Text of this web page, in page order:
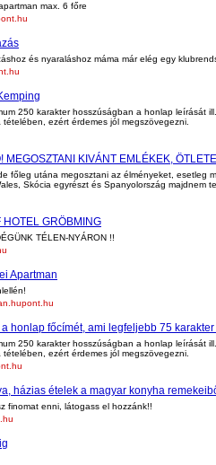
max. 6 főre
és nyaraláshoz máma már elég egy
250 karakter hosszúságban a honlap leírását
ezért érdemes jól megszövegezni.
MEGOSZTANI KIVÁNT EMLÉKEK,
főleg utána megosztani az élményeket, esetleg
Skócia egyrészt és Spanyolország majdnem
HOTEL GRÖBMING
TÉLEN-NYÁRON !!
Apartman
a honlap főcímét, ami legfeljebb 75
250 karakter hosszúságban a honlap leírását
ezért érdemes jól megszövegezni.
házias ételek a magyar konyha
finomat enni, látogass el hozzánk!!